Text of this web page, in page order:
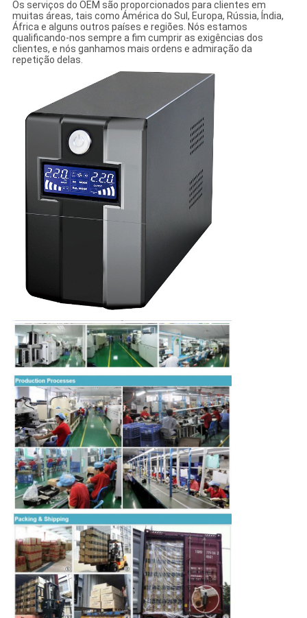
Os serviços do OEM são proporcionados para clientes em
muitas áreas, tais como Ámérica do Sul, Europa, Rússia, Índia,
África e alguns outros países e regiões. Nós estamos
qualificando-nos sempre a fim cumprir as exigências dos
clientes, e nós ganhamos mais ordens e admiração da
repetição delas.